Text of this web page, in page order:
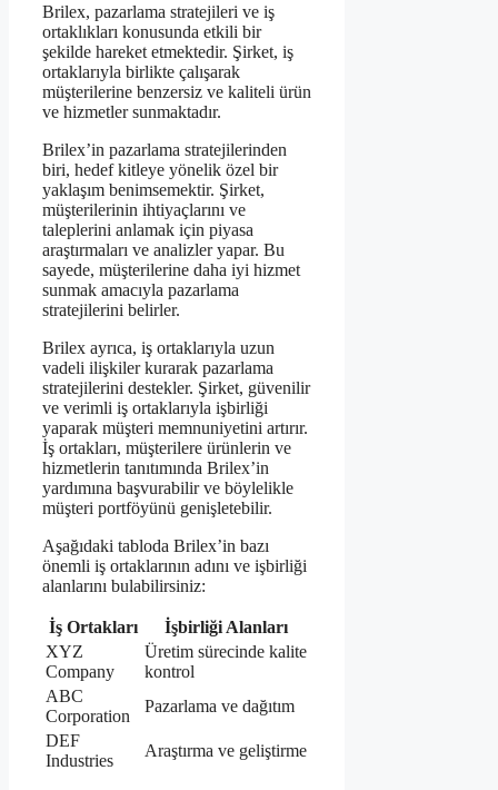
Brilex, pazarlama stratejileri ve iş
ortaklıkları konusunda etkili bir
şekilde hareket etmektedir. Şirket, iş
ortaklarıyla birlikte çalışarak
müşterilerine benzersiz ve kaliteli ürün
ve hizmetler sunmaktadır.
Brilex’in pazarlama stratejilerinden
biri, hedef kitleye yönelik özel bir
yaklaşım benimsemektir. Şirket,
müşterilerinin ihtiyaçlarını ve
taleplerini anlamak için piyasa
araştırmaları ve analizler yapar. Bu
sayede, müşterilerine daha iyi hizmet
sunmak amacıyla pazarlama
stratejilerini belirler.
Brilex ayrıca, iş ortaklarıyla uzun
vadeli ilişkiler kurarak pazarlama
stratejilerini destekler. Şirket, güvenilir
ve verimli iş ortaklarıyla işbirliği
yaparak müşteri memnuniyetini artırır.
İş ortakları, müşterilere ürünlerin ve
hizmetlerin tanıtımında Brilex’in
yardımına başvurabilir ve böylelikle
müşteri portföyünü genişletebilir.
Aşağıdaki tabloda Brilex’in bazı
önemli iş ortaklarının adını ve işbirliği
alanlarını bulabilirsiniz:
İş Ortakları
İşbirliği Alanları
XYZ
Company
Üretim sürecinde kalite
kontrol
ABC
Corporation
Pazarlama ve dağıtım
DEF
Industries
Araştırma ve geliştirme